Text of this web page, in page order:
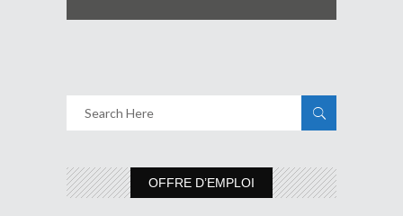
OFFRE D’EMPLOI